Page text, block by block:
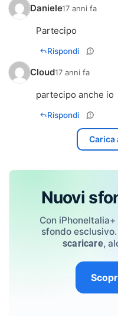
Daniele17 anni fa
Partecipo
Rispondi
Cloud17 anni fa
partecipo anche io
Rispondi
Carica
Nuovi
Con
sfondo
scaricare,